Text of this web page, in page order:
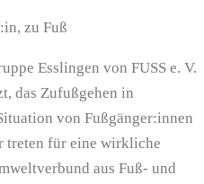
zu Fuß
Esslingen von FUSS e. V.
das Zufußgehen in
von Fußgänger:innen
treten für eine wirkliche
aus Fuß- und